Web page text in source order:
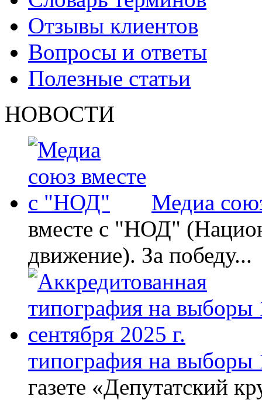
Отзывы клиентов
Вопросы и ответы
Полезные статьи
НОВОСТИ
Медиа
вместе с "НОД"
движение). За победу...
типография на выборы
газете «Депутатский